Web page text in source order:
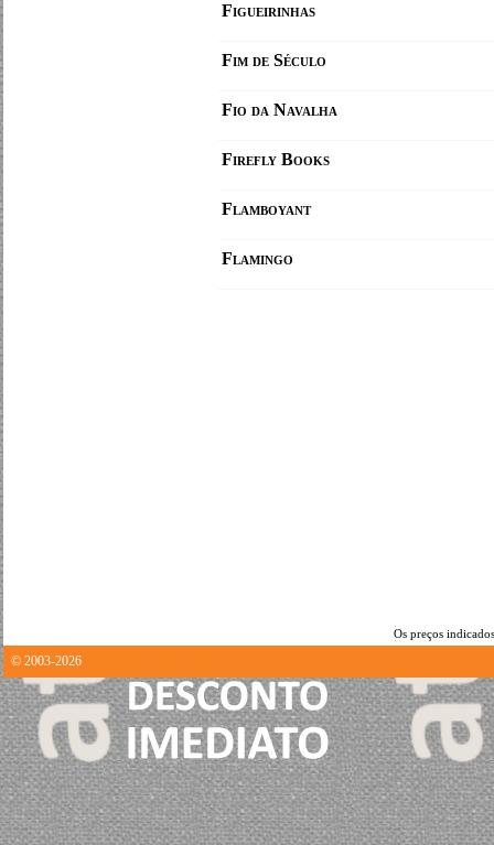
Figueirinhas
Fim de Século
Fio da Navalha
Firefly Books
Flamboyant
Flamingo
Os preços
© 2003-2026